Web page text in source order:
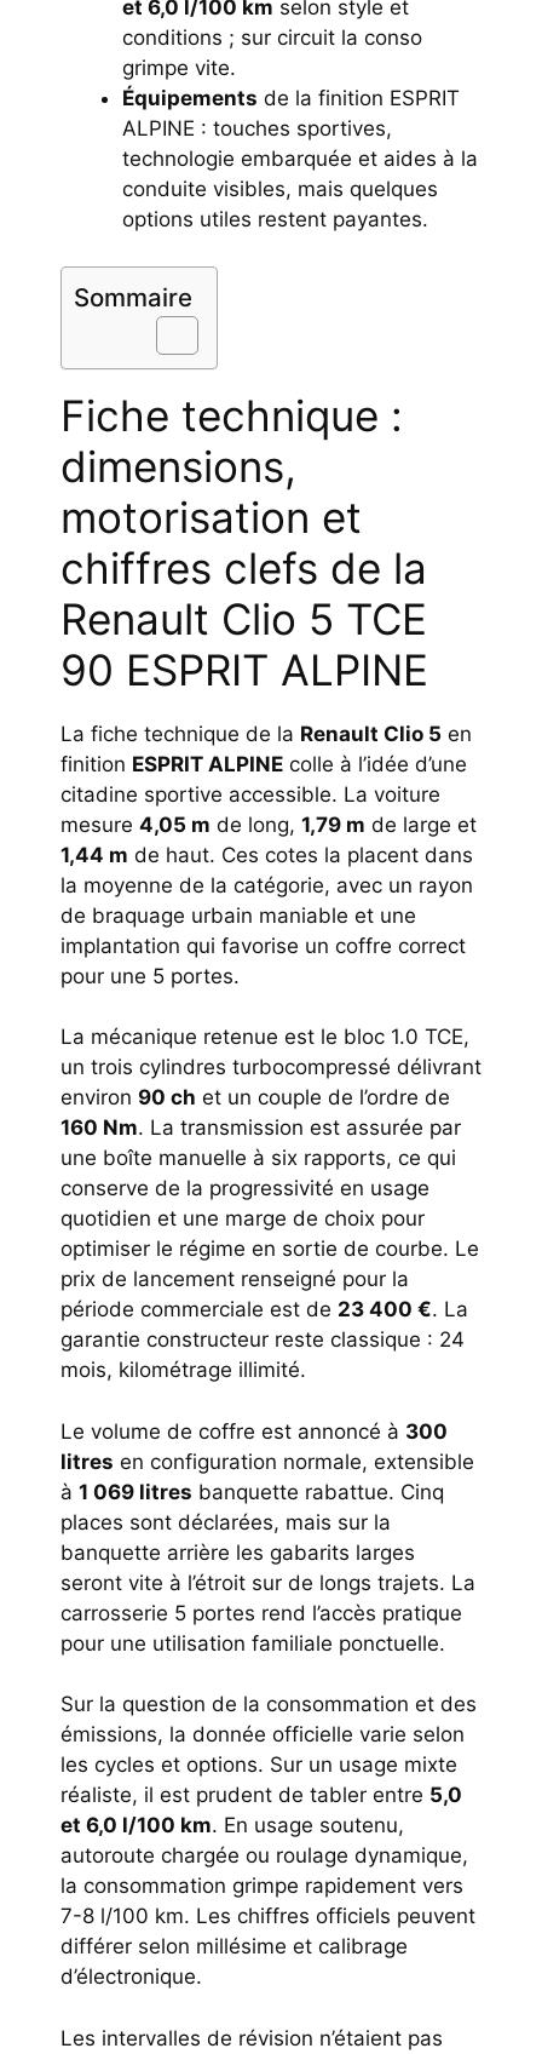
et 6,0 l/100 km selon style et
conditions ; sur circuit la conso
grimpe vite.
Équipements de la finition ESPRIT
ALPINE : touches sportives,
technologie embarquée et aides à la
conduite visibles, mais quelques
options utiles restent payantes.
Sommaire
Fiche technique :
dimensions,
motorisation et
chiffres clefs de la
Renault Clio 5 TCE
90 ESPRIT ALPINE
La fiche technique de la Renault Clio 5 en
finition ESPRIT ALPINE colle à l’idée d’une
citadine sportive accessible. La voiture
mesure 4,05 m de long, 1,79 m de large et
1,44 m de haut. Ces cotes la placent dans
la moyenne de la catégorie, avec un rayon
de braquage urbain maniable et une
implantation qui favorise un coffre correct
pour une 5 portes.
La mécanique retenue est le bloc 1.0 TCE,
un trois cylindres turbocompressé délivrant
environ 90 ch et un couple de l’ordre de
160 Nm. La transmission est assurée par
une boîte manuelle à six rapports, ce qui
conserve de la progressivité en usage
quotidien et une marge de choix pour
optimiser le régime en sortie de courbe. Le
prix de lancement renseigné pour la
période commerciale est de 23 400 €. La
garantie constructeur reste classique : 24
mois, kilométrage illimité.
Le volume de coffre est annoncé à 300
litres en configuration normale, extensible
à 1 069 litres banquette rabattue. Cinq
places sont déclarées, mais sur la
banquette arrière les gabarits larges
seront vite à l’étroit sur de longs trajets. La
carrosserie 5 portes rend l’accès pratique
pour une utilisation familiale ponctuelle.
Sur la question de la consommation et des
émissions, la donnée officielle varie selon
les cycles et options. Sur un usage mixte
réaliste, il est prudent de tabler entre 5,0
et 6,0 l/100 km. En usage soutenu,
autoroute chargée ou roulage dynamique,
la consommation grimpe rapidement vers
7-8 l/100 km. Les chiffres officiels peuvent
différer selon millésime et calibrage
d’électronique.
Les intervalles de révision n’étaient pas